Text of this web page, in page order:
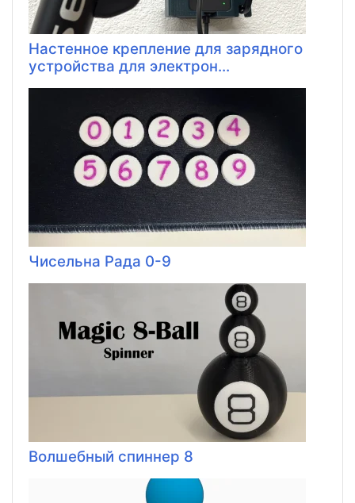
Настенное крепление для зарядного
устройства для электрон...
Чисельна Рада 0-9
Волшебный спиннер 8